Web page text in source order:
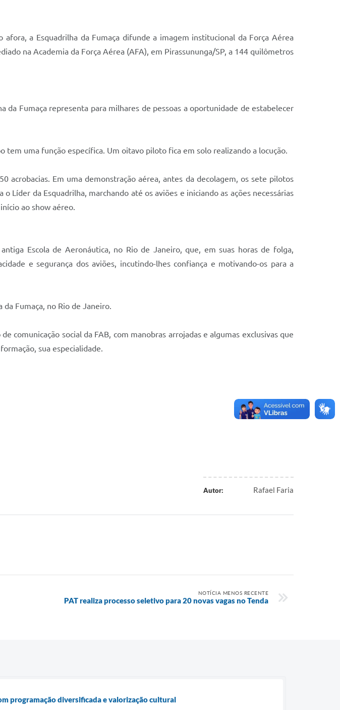
a Esquadrilha da Fumaça difunde a imagem institucional da Força Aérea
na Academia da Força Aérea (AFA), em Pirassununga/SP, a 144 quilômetros
da Fumaça representa para milhares de pessoas a oportunidade de estabelecer
tem uma função específica. Um oitavo piloto fica em solo realizando a locução.
acrobacias. Em uma demonstração aérea, antes da decolagem, os sete pilotos
Líder da Esquadrilha, marchando até os aviões e iniciando as ações necessárias
ao show aéreo.
Escola de Aeronáutica, no Rio de Janeiro, que, em suas horas de folga,
e segurança dos aviões, incutindo-lhes confiança e motivando-os para a
Fumaça, no Rio de Janeiro.
comunicação social da FAB, com manobras arrojadas e algumas exclusivas que
sua especialidade.
Autor: Rafael Faria
NOTÍCIA MENOS RECENTE
PAT realiza processo seletivo para 20 novas vagas no Tenda
programação diversificada e valorização cultural